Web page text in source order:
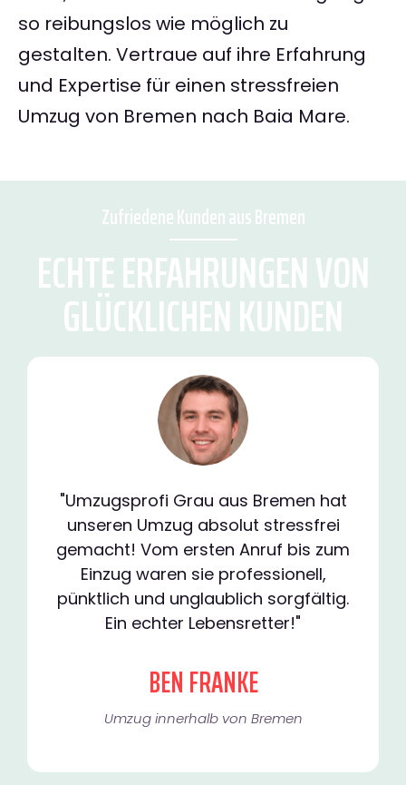
so reibungslos wie möglich zu
gestalten. Vertraue auf ihre Erfahrung
und Expertise für einen stressfreien
Umzug von Bremen nach Baia Mare.
Zufriedene Kunden aus Bremen
ECHTE ERFAHRUNGEN VON
GLÜCKLICHEN KUNDEN
"Umzugsprofi Grau aus Bremen hat
unseren Umzug absolut stressfrei
gemacht! Vom ersten Anruf bis zum
Einzug waren sie professionell,
pünktlich und unglaublich sorgfältig.
Ein echter Lebensretter!"
BEN FRANKE
Umzug innerhalb von Bremen​